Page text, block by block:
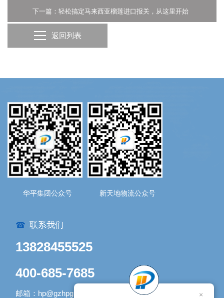
下一篇：轻松搞定马来西亚榴莲进口报关，从这里开始
返回列表
华平集团公众号 新天地物流公众号
☎ 联系我们
13828455525
400-685-7685
邮箱：hp@gzhpgroup.com ×